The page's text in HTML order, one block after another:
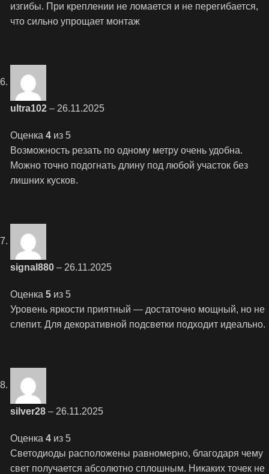
изгибы. При креплении не ломается и не перегибается,
что сильно упрощает монтаж
ultra102 – 26.11.2025
Оценка 4 из 5
Возможность резать по одному метру очень удобна.
Можно точно подогнать длину под любой участок без
лишних кусков.
signal880 – 26.11.2025
Оценка 5 из 5
Уровень яркости приятный — достаточно мощный, но не
слепит. Для декоративной подсветки подходит идеально.
silver28 – 26.11.2025
Оценка 4 из 5
Светодиоды расположены равномерно, благодаря чему
свет получается абсолютно сплошным. Никаких точек не